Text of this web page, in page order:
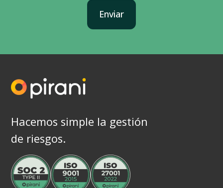
Hacemos simple la gestión
de riesgos.